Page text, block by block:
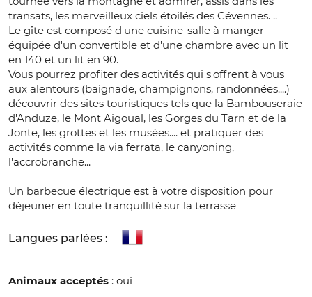
transats, les merveilleux ciels étoilés des Cévennes. ..
Le gîte est composé d'une cuisine-salle à manger
équipée d'un convertible et d'une chambre avec un lit
en 140 et un lit en 90.
Vous pourrez profiter des activités qui s'offrent à vous
aux alentours (baignade, champignons, randonnées....)
découvrir des sites touristiques tels que la Bambouseraie
d'Anduze, le Mont Aigoual, les Gorges du Tarn et de la
Jonte, les grottes et les musées.... et pratiquer des
activités comme la via ferrata, le canyoning,
l'accrobranche...
Un barbecue électrique est à votre disposition pour
déjeuner en toute tranquillité sur la terrasse
Langues parlées :
Animaux acceptés : oui